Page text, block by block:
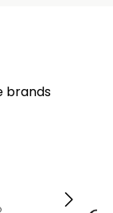
brands